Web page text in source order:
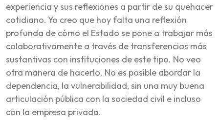
experiencia y sus reflexiones a partir de su quehacer
cotidiano. Yo creo que hoy falta una reflexión
profunda de cómo el Estado se pone a trabajar más
colaborativamente a través de transferencias más
sustantivas con instituciones de este tipo. No veo
otra manera de hacerlo. No es posible abordar la
dependencia, la vulnerabilidad, sin una muy buena
articulación pública con la sociedad civil e incluso
con la empresa privada.